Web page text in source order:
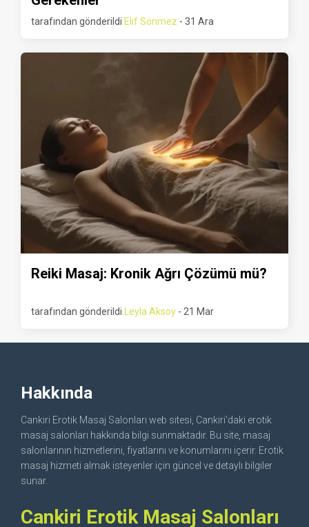
tarafından gönderildi Elif Sönmez - 31 Ara
Reiki Masaj: Kronik Ağrı Çözümü mü?
tarafından gönderildi Leyla Aksoy - 21 Mar
Hakkında
Cankiri Erotik Masaj Salonları web sitesi, Cankiri'daki erotik
masaj salonları hakkında bilgi sunmaktadır. Bu site, masaj
salonlarının hizmetlerini, fiyatlarını ve konumlarını içerir. Erotik
masaj hizmeti almak isteyenler için güncel ve detaylı bilgiler
sunar.
Cankiri Erotik Masaj Salonları